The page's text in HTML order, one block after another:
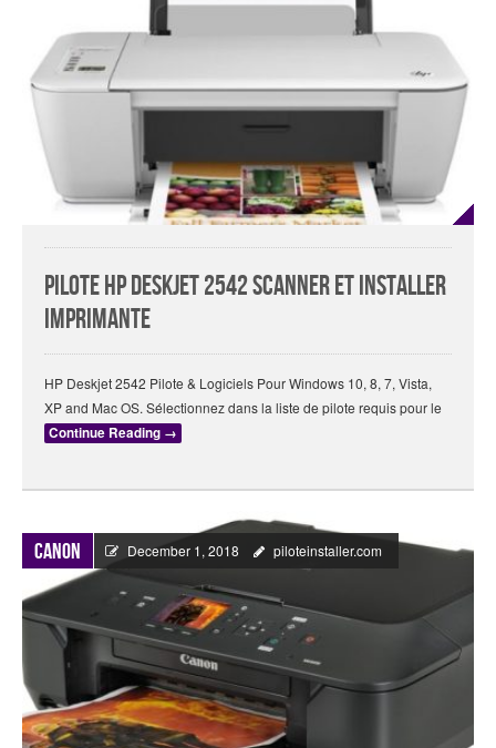
Pilote HP Deskjet 2542 Scanner Et Installer
Imprimante
HP Deskjet 2542 Pilote & Logiciels Pour Windows 10, 8, 7, Vista,
XP and Mac OS. Sélectionnez dans la liste de pilote requis pour le
Continue Reading →
Canon December 1, 2018 piloteinstaller.com